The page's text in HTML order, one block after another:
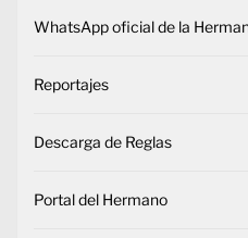
WhatsApp oficial de la
Reportajes
Descarga de Reglas
Portal del Hermano